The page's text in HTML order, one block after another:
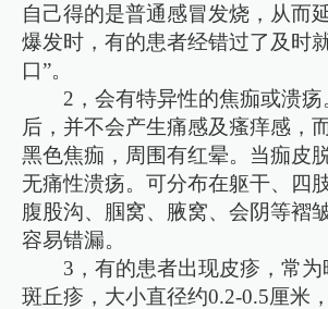
自己得的是普通感冒发烧，从而
爆发时，有的患者经错过了及时
口”。
2，会有特异性的焦痂或溃
后，并不会产生痛感及瘙痒感，
黑色焦痂，周围有红晕。当痂皮
无痛性溃疡。可分布在躯干、四
腹股沟、腘窝、腋窝、会阴等褶
容易错漏。
3，有的患者出现皮疹，常
斑丘疹，大小直径约0.2-0.5厘米